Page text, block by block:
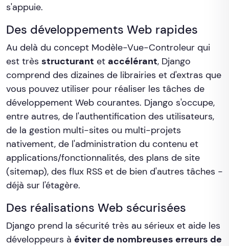
s'appuie.
Des développements Web rapides
Au delà du concept Modèle-Vue-Controleur qui
est très structurant et accélérant, Django
comprend des dizaines de librairies et d'extras que
vous pouvez utiliser pour réaliser les tâches de
développement Web courantes. Django s'occupe,
entre autres, de l'authentification des utilisateurs,
de la gestion multi-sites ou multi-projets
nativement, de l'administration du contenu et
applications/fonctionnalités, des plans de site
(sitemap), des flux RSS et de bien d'autres tâches -
déjà sur l'étagère.
Des réalisations Web sécurisées
Django prend la sécurité très au sérieux et aide les
développeurs à éviter de nombreuses erreurs de